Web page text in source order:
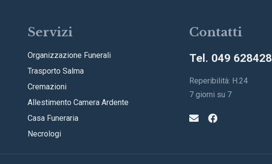
Servizi
Organizzazione Funerali
Trasporto Salma
Cremazioni
Allestimento Camera Ardente
Casa Funeraria
Necrologi
Contatti
Tel. 049 628428
Reperibilità: H.24
7 giorni su 7